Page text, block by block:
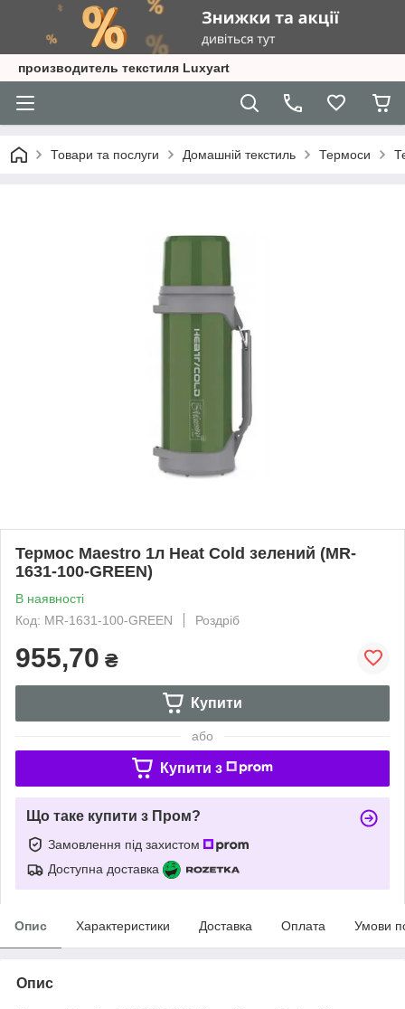
производитель текстиля Luxyart
Товари та послуги Домашній текстиль Термоси
Термос Maestro 1л Heat Cold зелений (MR-
1631-100-GREEN)
В наявності
Код: MR-1631-100-GREEN
Роздріб
955,70 ₴
Купити
або
Купити з
Що таке купити з Пром?
Замовлення під захистом
Доступна доставка
Опис Характеристики Доставка Оплата Умови
Опис